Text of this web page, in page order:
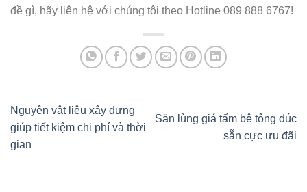
đề gì, hãy liên hệ với chúng tôi theo Hotline 089 888 6767!
Nguyên vật liệu xây dựng
giúp tiết kiệm chi phí và thời
gian
Săn lùng giá tấm bê tông đúc
sẵn cực ưu đãi